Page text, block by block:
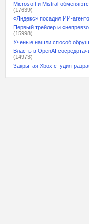
Microsoft и Mistral
(17639)
«Яндекс» посадил ИИ-
Первый трейлер и
(15998)
Учёные нашли способ
Власть в OpenAI
(14973)
Закрытая Xbox студия-